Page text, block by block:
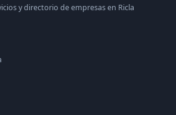
y directorio de empresas en Ricla